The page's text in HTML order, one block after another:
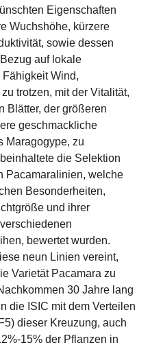
Eigenschaften
Wuchshöhe, kürzere
sowie dessen
auf lokale
Wind,
trotzen, mit der Vitalität,
Blätter, der größeren
geschmackliche
Maragogype, zu
die Selektion
Pacamaralinien, welche
Besonderheiten,
und ihrer
bewertet wurden.
neun Linien vereint,
Varietät Pacamara zu
30 Jahre lang
die ISIC mit dem Verteilen
dieser Kreuzung, auch
15% der Pflanzen in